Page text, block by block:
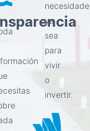
ya
sea
para
vivir
o
invertir.